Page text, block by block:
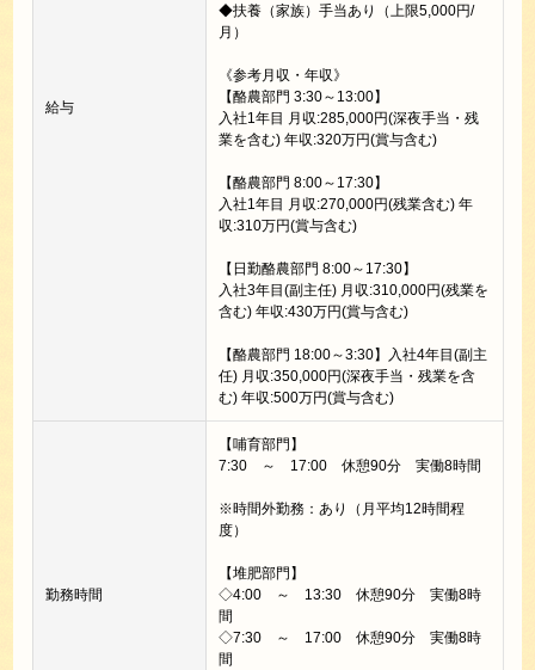
給与
◆扶養（家族）手当あり（上限5,000円/
月）
《参考月収・年収》
【酪農部門 3:30～13:00】
入社1年目 月収:285,000円(深夜手当・残
業を含む) 年収:320万円(賞与含む)
【酪農部門 8:00～17:30】
入社1年目 月収:270,000円(残業含む) 年
収:310万円(賞与含む)
【日勤酪農部門 8:00～17:30】
入社3年目(副主任) 月収:310,000円(残業を
含む) 年収:430万円(賞与含む)
【酪農部門 18:00～3:30】入社4年目(副主
任) 月収:350,000円(深夜手当・残業を含
む) 年収:500万円(賞与含む)
勤務時間
【哺育部門】
7:30 ～ 17:00 休憩90分 実働8時間
※時間外勤務：あり（月平均12時間程
度）
【堆肥部門】
◇4:00 ～ 13:30 休憩90分 実働8時
間
◇7:30 ～ 17:00 休憩90分 実働8時
間